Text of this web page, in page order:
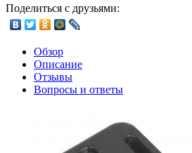
Поделиться с друзьями:
Обзор
Описание
Отзывы
Вопросы и ответы